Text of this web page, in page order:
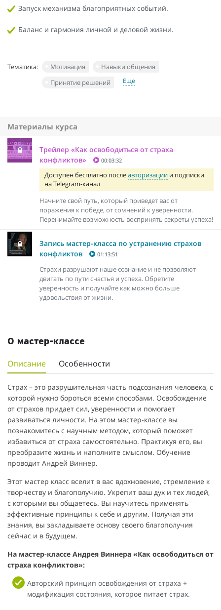
Запуск механизма благоприятных событий.
Баланс и гармония личной и деловой жизни.
Тематика: Мотивация
Навыки общения
Принятие решений
Ещё
Материалы курса
Трейлер «Как освободиться от страха
конфликтов»
00:03:32
Доступен бесплатно послеавторизации и подписки
на Telegram-канал
Начните свой путь, который приведет вас от
поражения к победе, от сомнений к уверенности.
Перенимайте возможность воспринять секреты успеха!
Запись мастер-класса по устранению страхов
конфликтов
01:13:51
Страхи разрушают наше сознание и не позволяют
двигать по пути счастья и успеха. Обретите
уверенность и получайте как можно больше
удовольствия от жизни.
О мастер-классе
Описание Особенности
Страх – это разрушительная часть подсознания человека, с
которой нужно бороться всеми способами. Освобождение
от страхов придает сил, уверенности и помогает
развиваться личности. На этом мастер-классе вы
познакомитесь с научным методом, который поможет
избавиться от страха самостоятельно. Практикуя его, вы
преобразите жизнь и наполните смыслом. Обучение
проводит Андрей Виннер.
Этот мастер класс вселит в вас вдохновение, стремление к
творчеству и благополучию. Укрепит ваш дух и тех людей,
с которыми вы общаетесь. Вы научитесь применять
эффективные принципы к себе и другим. Получая эти
знания, вы закладываете основу своего благополучия
сейчас и в будущем.
На мастер-классе Андрея Виннера «Как освободиться от
страха конфликтов»:
Авторский принцип освобождения от страха +
модификация состояния, которое питает страх.